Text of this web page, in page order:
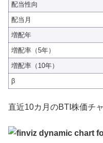
配当性向
配当月
増配年
増配率（5年）
増配率（10年）
β
直近10カ月のBTI株価チ